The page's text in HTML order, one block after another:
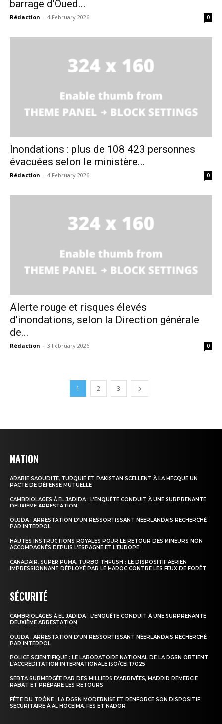
S'ABONNER MAINTENANT
Insight Publications
À propos
Formules d’abonnement
Mon compte
barrage d’Oued...
Rédaction - 4 February 2026 0
Inondations : plus de 108 423 personnes
évacuées selon le ministère...
Rédaction - 4 February 2026 0
Alerte rouge et risques élevés
d’inondations, selon la Direction générale
de...
Rédaction - 3 February 2026 0
1 2 3
NATION
ARABIE SAOUDITE, TURQUIE ET PAKISTAN SCELLENT À LA MECQUE UN
PACTE DE DÉFENSE MUTUELLE
CAMBRIOLAGES À EL JADIDA : L’ENQUÊTE CONDUIT À UNE SURPRENANTE
DEUXIÈME ARRESTATION
OUJDA : ARRESTATION D’UN RESSORTISSANT NÉERLANDAIS RECHERCHÉ
PAR INTERPOL
HAUTES INSTRUCTIONS ROYALES POUR LE RETOUR DES MINEURS NON
ACCOMPAGNÉS DEPUIS L’ESPAGNE ET L’EUROPE
CANADAIR, SUPER PUMA, TURBO THRUSH : LE DISPOSITIF AÉRIEN
IMPRESSIONNANT DÉPLOYÉ PAR LE MAROC CONTRE LES FEUX DE FORÊT
SÉCURITÉ
CAMBRIOLAGES À EL JADIDA : L’ENQUÊTE CONDUIT À UNE SURPRENANTE
DEUXIÈME ARRESTATION
OUJDA : ARRESTATION D’UN RESSORTISSANT NÉERLANDAIS RECHERCHÉ
PAR INTERPOL
POLICE SCIENTIFIQUE : LE LABORATOIRE NATIONAL DE LA DGSN OBTIENT
L’ACCRÉDITATION INTERNATIONALE ISO/CEI 17025
SEBTA SUBMERGÉE PAR DES MILLIERS D’ARRIVÉES, MADRID REMERCIE
RABAT ET PRÉPARE LES RETOURS
FÊTE DU TRÔNE : LA DGSN MODERNISE ET RENFORCE SON DISPOSITIF
SÉCURITAIRE À AL HOCEÏMA, FÈS ET NADOR